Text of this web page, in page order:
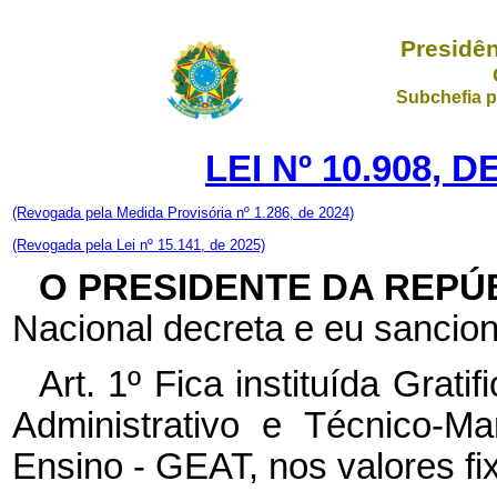
Subchefia
LEI Nº 10.908,
(Revogada pela Medida Provisória nº 1.286, de 2024)
(Revogada pela Lei nº 15.141, de 2025)
O PRESIDENTE DA
Nacional decreta e eu
Art. 1º Fica instituída
Administrativo e Técnico-
Ensino - GEAT, nos valores